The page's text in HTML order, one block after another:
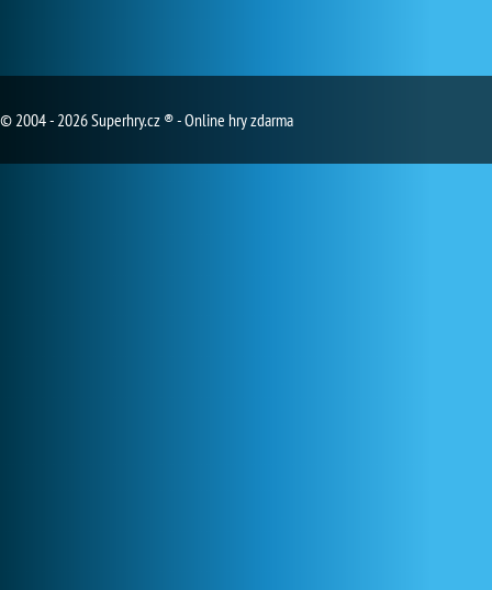
© 2004 - 2026 Superhry.cz ® - Online hry zdarma